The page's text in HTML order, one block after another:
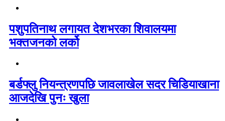
पशुपतिनाथ लगायत देशभरका शिवालयमा
भक्तजनको लर्को
बर्डफ्लु नियन्त्रणपछि जावलाखेल सदर चिडियाखाना
आजदेखि पुनः खुला